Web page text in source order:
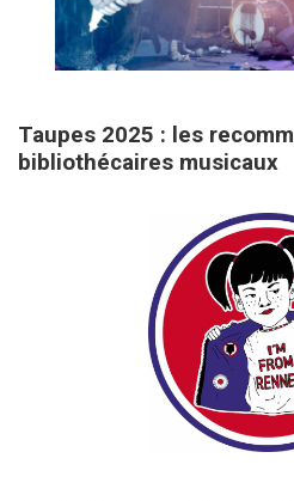
Taupes 2025 : les
bibliothécaires musicaux